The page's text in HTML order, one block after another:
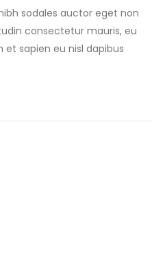
sodales auctor eget non
consectetur mauris, eu
sapien eu nisl dapibus